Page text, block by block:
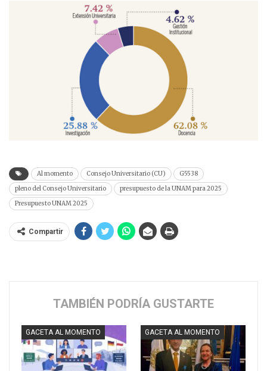
Al momento Consejo Universitario (CU)
G5538
pleno del Consejo Universitario
presupuesto de la UNAM para 2025
Presupuesto UNAM 2025
Compartir
TAMBIÉN PODRÍA GUSTARTE
GACETA AL MOMENTO GACETA AL MOMENTO